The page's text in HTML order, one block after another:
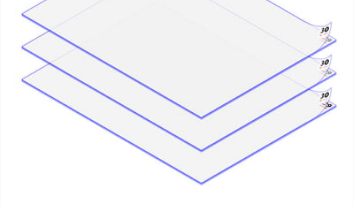
Apri supporto 0 in modalità modale